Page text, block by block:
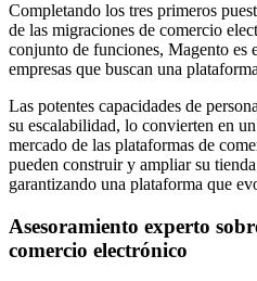
Completando los tres primeros
de las migraciones de comercio
conjunto de funciones, Magento es
empresas que buscan una
Las potentes capacidades de
su escalabilidad, lo convierten en
mercado de las plataformas de
pueden construir y ampliar su
garantizando una plataforma que
Asesoramiento experto
comercio electrónico